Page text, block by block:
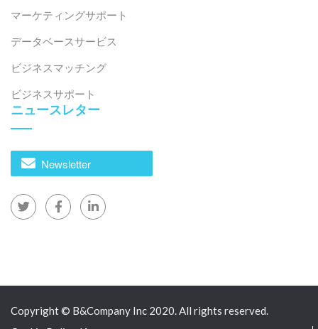
マーケティングサポート
データベースサービス
ビジネスマッチング
ビジネスサポート
ニュースレター
Newsletter
Copyright © B&Company Inc 2020. All rights reserved.